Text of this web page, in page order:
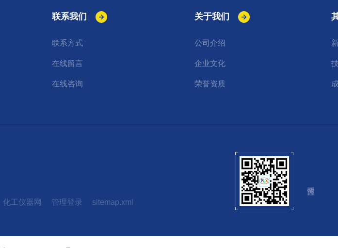
联系我们
联系方式
在线留言
在线咨询
关于我们
公司介绍
企业文化
荣誉资质
化工仪器网 管理登录 sitemap.xml